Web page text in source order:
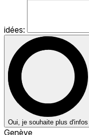
idées:
Oui, je souhaite plus d'infos
Genève